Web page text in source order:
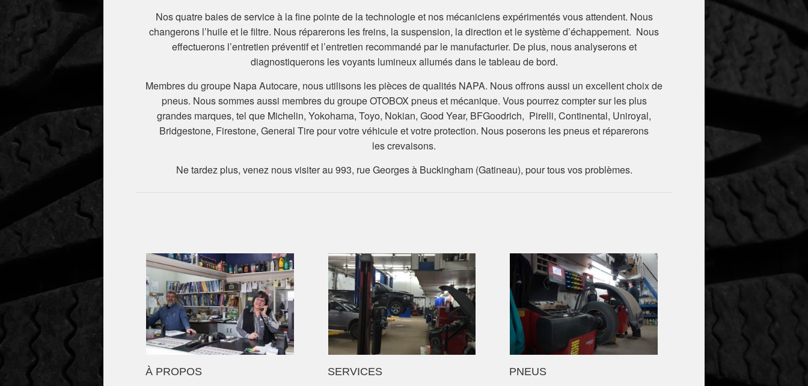
Nos quatre baies de service à la fine pointe de la technologie et nos mécaniciens expérimentés vous attendent. Nous
changerons l’huile et le filtre. Nous réparerons les freins, la suspension, la direction et le système d’échappement. Nous
effectuerons l’entretien préventif et l’entretien recommandé par le manufacturier. De plus, nous analyserons et
diagnostiquerons les voyants lumineux allumés dans le tableau de bord.
Membres du groupe Napa Autocare, nous utilisons les pièces de qualités NAPA. Nous offrons aussi un excellent choix de
pneus. Nous sommes aussi membres du groupe OTOBOX pneus et mécanique. Vous pourrez compter sur les plus
grandes marques, tel que Michelin, Yokohama, Toyo, Nokian, Good Year, BFGoodrich, Pirelli, Continental, Uniroyal,
Bridgestone, Firestone, General Tire pour votre véhicule et votre protection. Nous poserons les pneus et réparerons
les crevaisons.
Ne tardez plus, venez nous visiter au 993, rue Georges à Buckingham (Gatineau), pour tous vos problèmes.
À PROPOS SERVICES PNEUS